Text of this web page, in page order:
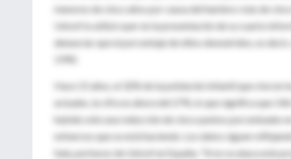
menores de cinco años por causa del hambre: más de
Unicef lo utilizó ayer en la presentación de su cuarto
denunciar que el porcentaje de niños desnutridos, es
1990.
Hace 15 años, el 32% de la población infantil que vive
actuales, la cifra es ahora del 27%, lo que significa que
habido sólo una reducción de cinco puntos porcentuales
esfuerzos que se está haciendo. Los datos siguen
Sala, portavoz de Unicef en España. "Si no se ataca este